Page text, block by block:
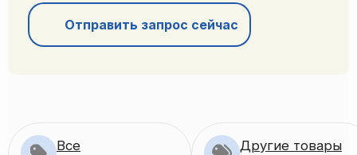
Отправить запрос сейчас
Все
Другие товары